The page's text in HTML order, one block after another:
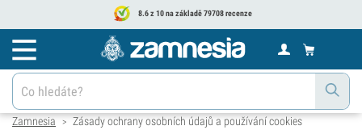
8.6 z 10 na základě 79708 recenze
Zamnesia > Zásady ochrany osobních údajů a používání cookies